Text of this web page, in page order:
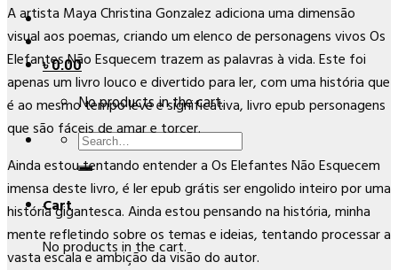
৳0.00
No products in the cart.
Search
for:
Cart
No products in the cart.
A artista Maya Christina Gonzalez adiciona uma dimensão
visual aos poemas, criando um elenco de personagens vivos Os
Elefantes Não Esquecem trazem as palavras à vida. Este foi
apenas um livro louco e divertido para ler, com uma história que
é ao mesmo tempo leve e significativa, livro epub personagens
que são fáceis de amar e torcer.
Ainda estou tentando entender a Os Elefantes Não Esquecem
imensa deste livro, é ler epub grátis ser engolido inteiro por uma
história gigantesca. Ainda estou pensando na história, minha
mente refletindo sobre os temas e ideias, tentando processar a
vasta escala e ambição da visão do autor.